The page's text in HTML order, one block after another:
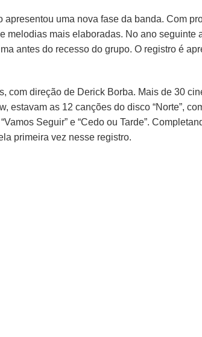
apresentou uma nova fase da banda. Com
melodias mais elaboradas. No ano
antes do recesso do grupo. O registro é
com direção de Derick Borba. Mais de 30
as 12 canções do disco “Norte”,
Seguir” e “Cedo ou Tarde”.
primeira vez nesse registro.